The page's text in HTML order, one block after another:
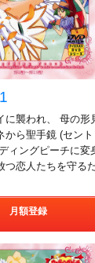
襲われ、 母の形
ら聖手鏡 (セン
ィングピーチに変
つ恋人たちを守る
月額登録